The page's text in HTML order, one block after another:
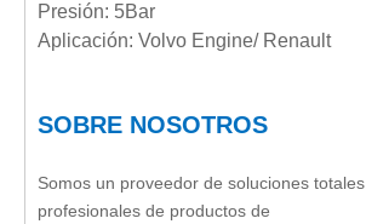
Presión: 5Bar
Aplicación: Volvo Engine/ Renault
SOBRE NOSOTROS
Somos un proveedor de soluciones totales
profesionales de productos de